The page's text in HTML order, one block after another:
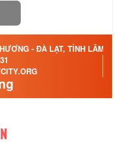
- ĐÀ LẠT, TỈNH LÂM